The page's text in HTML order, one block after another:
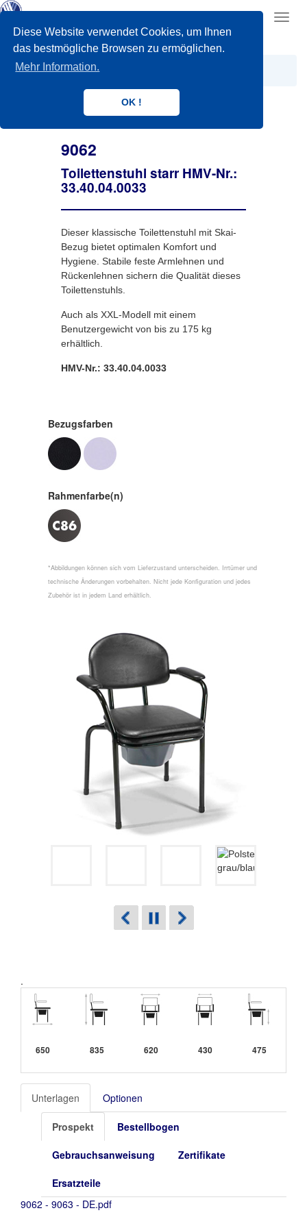
Diese Website verwendet Cookies, um Ihnen
das bestmögliche Browsen zu ermöglichen.
Mehr Information.
OK !
BAD UND TOILETTE
9062
Toilettenstuhl starr HMV-Nr.:
33.40.04.0033
Dieser klassische Toilettenstuhl mit Skai-
Bezug bietet optimalen Komfort und
Hygiene. Stabile feste Armlehnen und
Rückenlehnen sichern die Qualität dieses
Toilettenstuhls.
Auch als XXL-Modell mit einem
Benutzergewicht von bis zu 175 kg
erhältlich.
HMV-Nr.: 33.40.04.0033
Bezugsfarben
Rahmenfarbe(n)
*Abbildungen können sich vom Lieferzustand unterscheiden. Irrtümer und
technische Änderungen vorbehalten. Nicht jede Konfiguration und jedes
Zubehör ist in jedem Land erhältlich.
.
650 835 620 430 475
Unterlagen Optionen
Prospekt Bestellbogen
Gebrauchsanweisung Zertifikate
Ersatzteile
9062 - 9063 - DE.pdf